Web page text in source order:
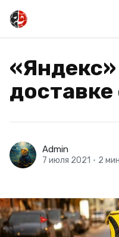
Admin
7 июля 2021 • 2